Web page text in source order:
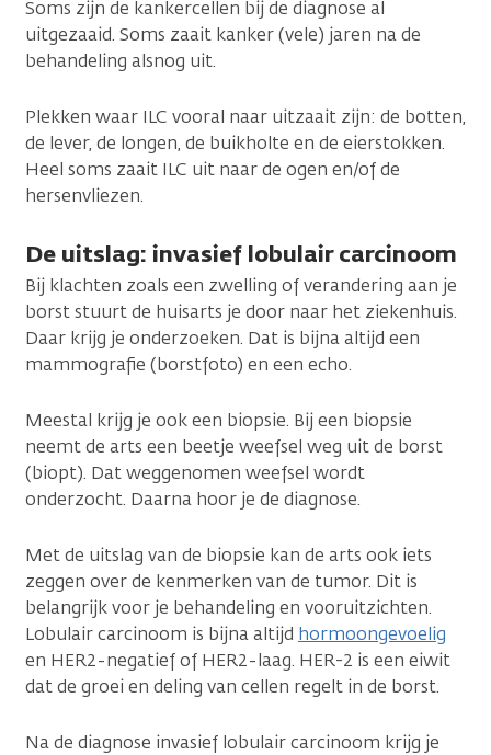
Soms zijn de kankercellen bij de diagnose al
uitgezaaid. Soms zaait kanker (vele) jaren na de
behandeling alsnog uit.
Plekken waar ILC vooral naar uitzaait zijn: de botten,
de lever, de longen, de buikholte en de eierstokken.
Heel soms zaait ILC uit naar de ogen en/of de
hersenvliezen.
De uitslag: invasief lobulair carcinoom
Bij klachten zoals een zwelling of verandering aan je
borst stuurt de huisarts je door naar het ziekenhuis.
Daar krijg je onderzoeken. Dat is bijna altijd een
mammografie (borstfoto) en een echo.
Meestal krijg je ook een biopsie. Bij een biopsie
neemt de arts een beetje weefsel weg uit de borst
(biopt). Dat weggenomen weefsel wordt
onderzocht. Daarna hoor je de diagnose.
Met de uitslag van de biopsie kan de arts ook iets
zeggen over de kenmerken van de tumor. Dit is
belangrijk voor je behandeling en vooruitzichten.
Lobulair carcinoom is bijna altijd hormoongevoelig
en HER2-negatief of HER2-laag. HER-2 is een eiwit
dat de groei en deling van cellen regelt in de borst.
Na de diagnose invasief lobulair carcinoom krijg je